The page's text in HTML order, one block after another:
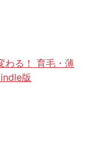
わる！ 育毛・薄
版